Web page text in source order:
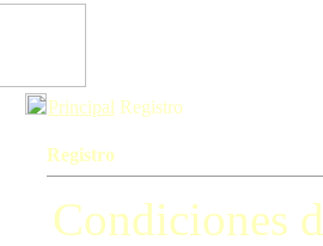
Principal Registro
Registro
Condiciones